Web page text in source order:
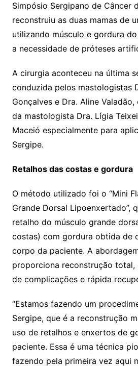
Simpósio Sergipano de Câncer
reconstruiu as duas mamas de
utilizando músculo e gordura
a necessidade de próteses
A cirurgia aconteceu na última
conduzida pelos mastologistas
Gonçalves e Dra. Aline
da mastologista Dra. Lígia
Maceió especialmente para
Sergipe.
Retalhos das costas e gordura
O método utilizado foi o “Mini
Grande Dorsal Lipoenxertado”,
retalho do músculo grande
costas) com gordura obtida de
corpo da paciente. A
proporciona reconstrução
de complicações e rápida
“Estamos fazendo um
Sergipe, que é a reconstrução
uso de retalhos e enxertos de
paciente. Essa é uma técnica
fazendo pela primeira vez aqui